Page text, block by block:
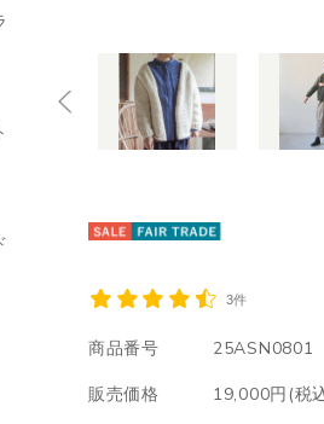
3件
商品番号
25ASN0801
販売価格
19,000円(税